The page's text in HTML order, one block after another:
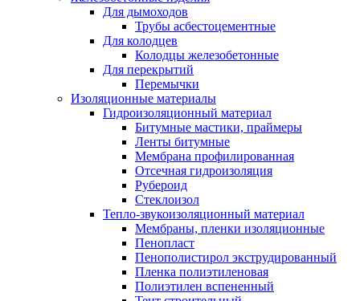
Для дымоходов
Трубы асбестоцементные
Для колодцев
Колодцы железобетонные
Для перекрытий
Перемычки
Изоляционные материалы
Гидроизоляционный материал
Битумные мастики, праймеры
Ленты битумные
Мембрана профилированная
Отсечная гидроизоляция
Рубероид
Стеклоизол
Тепло-звукоизоляционный материал
Мембраны, пленки изоляционные
Пенопласт
Пенополистирол экструдированный
Пленка полиэтиленовая
Полиэтилен вспененный